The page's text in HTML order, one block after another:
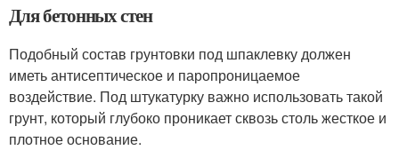
Для бетонных стен
Подобный состав грунтовки под шпаклевку должен
иметь антисептическое и паропроницаемое
воздействие. Под штукатурку важно использовать такой
грунт, который глубоко проникает сквозь столь жесткое и
плотное основание.